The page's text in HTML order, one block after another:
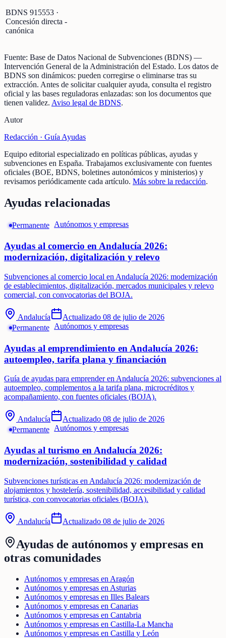
BDNS 915553 ·
Concesión directa -
canónica
Fuente: Base de Datos Nacional de Subvenciones (BDNS) —
Intervención General de la Administración del Estado. Los datos de
BDNS son dinámicos: pueden corregirse o eliminarse tras su
extracción. Antes de solicitar cualquier ayuda, consulta el registro
oficial y las bases reguladoras enlazadas: son los documentos que
tienen validez. Aviso legal de BDNS.
Autor
Redacción · Guía Ayudas
Equipo editorial especializado en políticas públicas, ayudas y
subvenciones en España. Trabajamos exclusivamente con fuentes
oficiales (BOE, BDNS, boletines autonómicos y ministerios) y
revisamos periódicamente cada artículo. Más sobre la redacción.
Ayudas relacionadas
Permanente Autónomos y empresas
Ayudas al comercio en Andalucía 2026:
modernización, digitalización y relevo
Subvenciones al comercio local en Andalucía 2026: modernización
de establecimientos, digitalización, mercados municipales y relevo
comercial, con convocatorias del BOJA.
Andalucía Actualizado 08 de julio de 2026
Permanente Autónomos y empresas
Ayudas al emprendimiento en Andalucía 2026:
autoempleo, tarifa plana y financiación
Guía de ayudas para emprender en Andalucía 2026: subvenciones al
autoempleo, complementos a la tarifa plana, microcréditos y
acompañamiento, con fuentes oficiales (BOJA).
Andalucía Actualizado 08 de julio de 2026
Permanente Autónomos y empresas
Ayudas al turismo en Andalucía 2026:
modernización, sostenibilidad y calidad
Subvenciones turísticas en Andalucía 2026: modernización de
alojamientos y hostelería, sostenibilidad, accesibilidad y calidad
turística, con convocatorias oficiales (BOJA).
Andalucía Actualizado 08 de julio de 2026
Ayudas de autónomos y empresas en
otras comunidades
Autónomos y empresas en Aragón
Autónomos y empresas en Asturias
Autónomos y empresas en Illes Balears
Autónomos y empresas en Canarias
Autónomos y empresas en Cantabria
Autónomos y empresas en Castilla-La Mancha
Autónomos y empresas en Castilla y León